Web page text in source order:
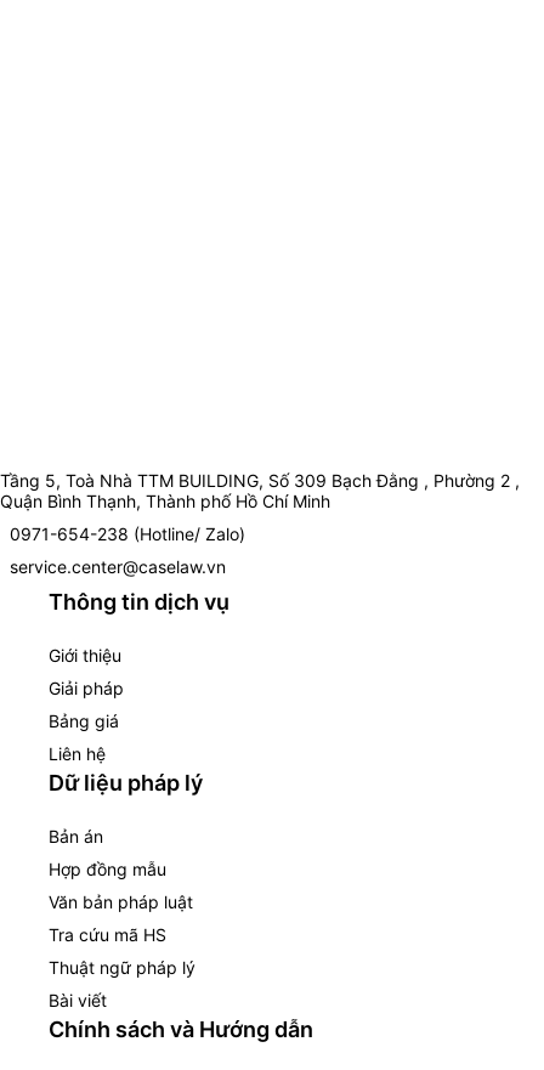
Tầng 5, Toà Nhà TTM BUILDING, Số 309 Bạch Đằng , Phường 2 ,
Quận Bình Thạnh, Thành phố Hồ Chí Minh
0971-654-238 (Hotline/ Zalo)
service.center@caselaw.vn
Thông tin dịch vụ
Giới thiệu
Giải pháp
Bảng giá
Liên hệ
Dữ liệu pháp lý
Bản án
Hợp đồng mẫu
Văn bản pháp luật
Tra cứu mã HS
Thuật ngữ pháp lý
Bài viết
Chính sách và Hướng dẫn